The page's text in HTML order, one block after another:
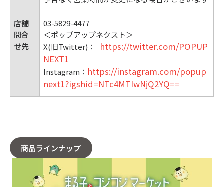
店舗
問合
せ先
03-5829-4477
＜ポップアップネクスト＞
X(旧Twitter)： https://twitter.com/POPUP
NEXT1
Instagram： https://instagram.com/popup
next1?igshid=NTc4MTIwNjQ2YQ==
商品ラインナップ